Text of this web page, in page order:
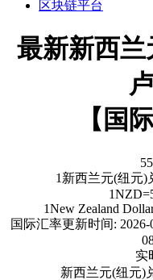
区块链平台
最新新西
【国
1 新西兰元(纽元)
1NZD=
1New Zealand
国际汇率更新时间: 2026-
实
新西兰元(纽元)